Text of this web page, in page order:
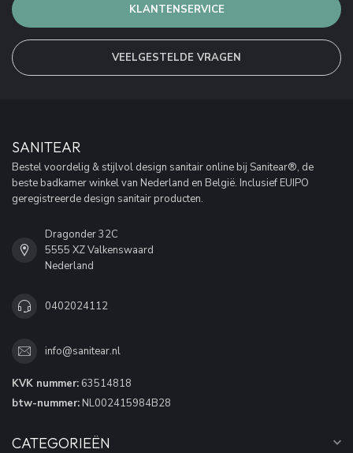
KLANTENSERVICE
VEELGESTELDE VRAGEN
SANITEAR
Bestel voordelig & stijlvol design sanitair online bij Sanitear®, de
beste badkamer winkel van Nederland en België. Inclusief EUIPO
geregistreerde design sanitair producten.
Dragonder 32C
5555 XZ Valkenswaard
Nederland
0402024112
info@sanitear.nl
KVK nummer: 63514818
btw-nummer: NL002415984B28
CATEGORIEËN